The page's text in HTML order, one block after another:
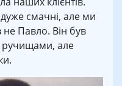
смачні, але ми
Павло. Він був
ручищами, але